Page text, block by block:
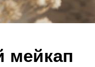
мейкап